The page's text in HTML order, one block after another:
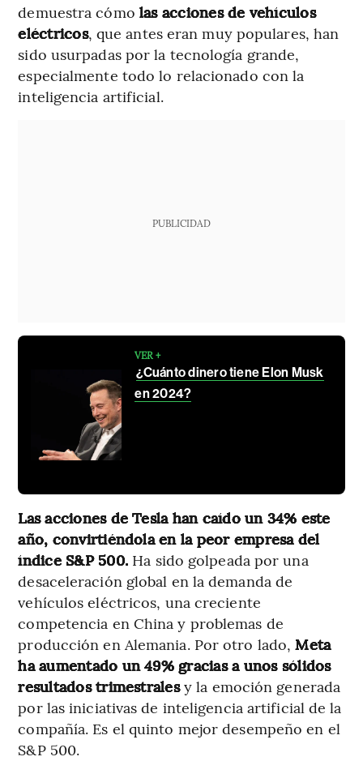
demuestra cómo las acciones de vehículos
eléctricos, que antes eran muy populares, han
sido usurpadas por la tecnología grande,
especialmente todo lo relacionado con la
inteligencia artificial.
PUBLICIDAD
VER +
¿Cuánto dinero tiene Elon Musk
en 2024?
Las acciones de Tesla han caído un 34% este
año, convirtiéndola en la peor empresa del
índice S&P 500. Ha sido golpeada por una
desaceleración global en la demanda de
vehículos eléctricos, una creciente
competencia en China y problemas de
producción en Alemania. Por otro lado,Meta
ha aumentado un 49% gracias a unos sólidos
resultados trimestralesy la emoción generada
por las iniciativas de inteligencia artificial de la
compañía. Es el quinto mejor desempeño en el
S&P 500.